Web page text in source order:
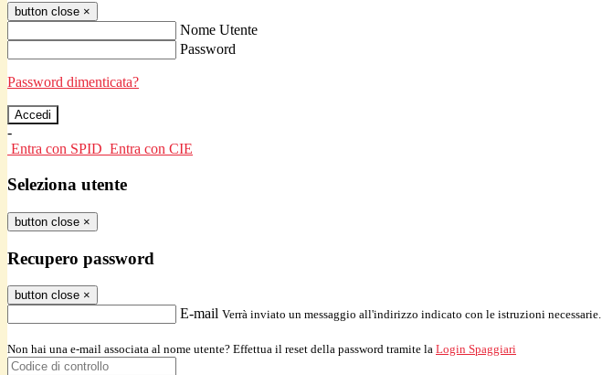
button close ×
Nome Utente
Password
Password dimenticata?
-
Entra con SPID Entra con CIE
Seleziona utente
button close ×
Recupero password
button close ×
E-mail Verrà inviato un messaggio all'indirizzo indicato con le istruzioni necessarie.
Non hai una e-mail associata al nome utente? Effettua il reset della password tramite la Login Spaggiari